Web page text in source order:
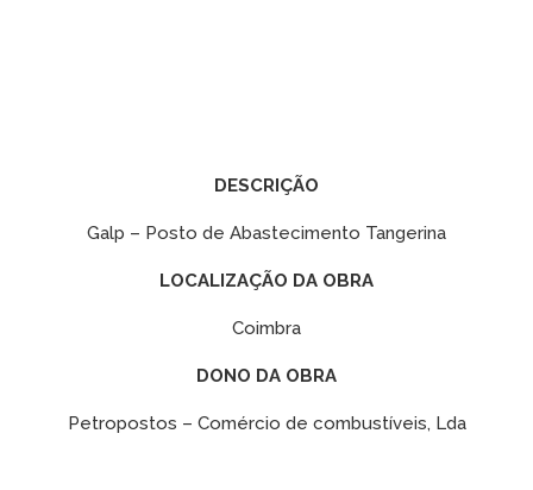
DESCRIÇÃO
Galp – Posto de Abastecimento Tangerina
LOCALIZAÇÃO DA OBRA
Coimbra
DONO DA OBRA
Petropostos – Comércio de combustíveis, Lda